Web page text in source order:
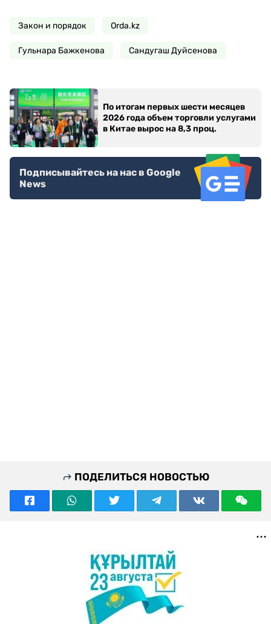
Закон и порядок Orda.kz
Гульнара Бажкенова Сандугаш Дуйсенова
По итогам первых шести месяцев
2026 года объем торговли услугами
в Китае вырос на 8,3 проц.
Подписывайтесь на нас в Google
News
ПОДЕЛИТЬСЯ НОВОСТЬЮ